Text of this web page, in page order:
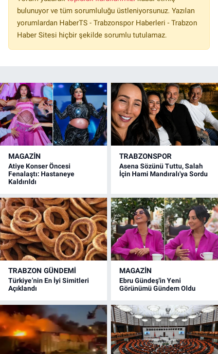
bulunuyor ve tüm sorumluluğu üstleniyorsunuz. Yazılan
yorumlardan HaberTS - Trabzonspor Haberleri - Trabzon
Haber Sitesi hiçbir şekilde sorumlu tutulamaz.
MAGAZİN
Atiye Konser Öncesi
Fenalaştı: Hastaneye
Kaldırıldı
TRABZONSPOR
Asena Sözünü Tuttu, Salah
İçin Hami Mandıralı'ya Sordu
TRABZON GÜNDEMİ
Türkiye’nin En İyi Simitleri
Açıklandı
MAGAZİN
Ebru Gündeş'in Yeni
Görünümü Gündem Oldu